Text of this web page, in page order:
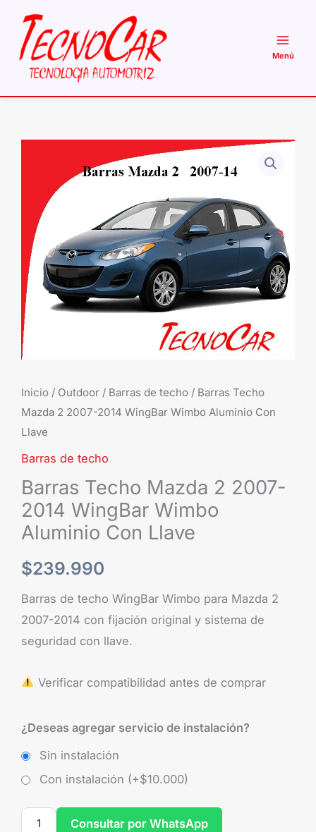
contenido
Inicio / Outdoor / Barras de techo / Barras Techo
Mazda 2 2007-2014 WingBar Wimbo Aluminio Con
Llave
Barras de techo
Barras Techo Mazda 2 2007-
2014 WingBar Wimbo
Aluminio Con Llave
$239.990
Barras de techo WingBar Wimbo para Mazda 2
2007-2014 con fijación original y sistema de
seguridad con llave.
Verificar compatibilidad antes de comprar
¿Deseas agregar servicio de instalación?
Sin instalación
Con instalación (+$10.000)
Mazda
2007-
2014
WingBar
Wimbo
Aluminio
Con
Llave
Consultar por WhatsApp